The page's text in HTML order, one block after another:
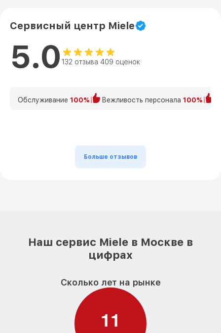
Сервисный центр Miele
5.0 132 отзыва 409 оценок
Обслуживание 100% Вежливость персонала 100%
Больше отзывов
Наш сервис Miele в Москве в
цифрах
Сколько лет на рынке
11